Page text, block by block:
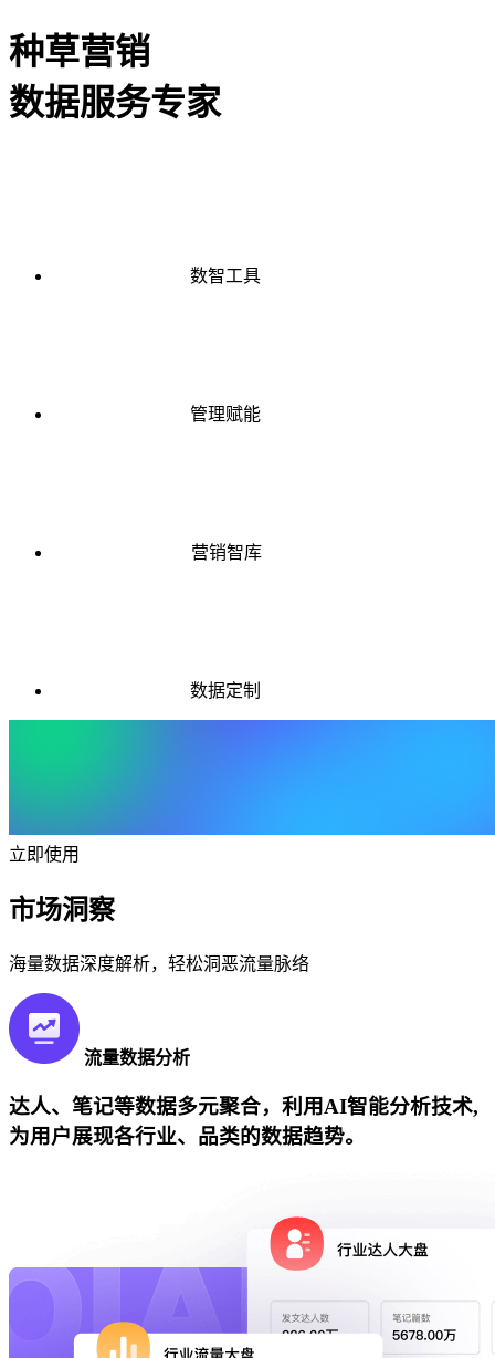
种草营销
数据服务专家
数智工具
管理赋能
营销智库
数据定制
立即使用
市场洞察
海量数据深度解析，轻松洞恶流量脉络
流量数据分析
达人、笔记等数据多元聚合，利用AI智能分析技术,
为用户展现各行业、品类的数据趋势。